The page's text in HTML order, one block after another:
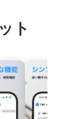
ト